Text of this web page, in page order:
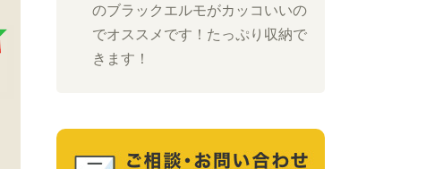
のブラックエルモがカッコいいの
でオススメです！たっぷり収納で
きます！